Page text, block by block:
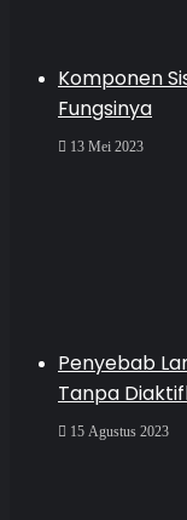
Komponen
Fungsinya
13 Mei 2023
Penyebab
Tanpa
15 Agustus 2023